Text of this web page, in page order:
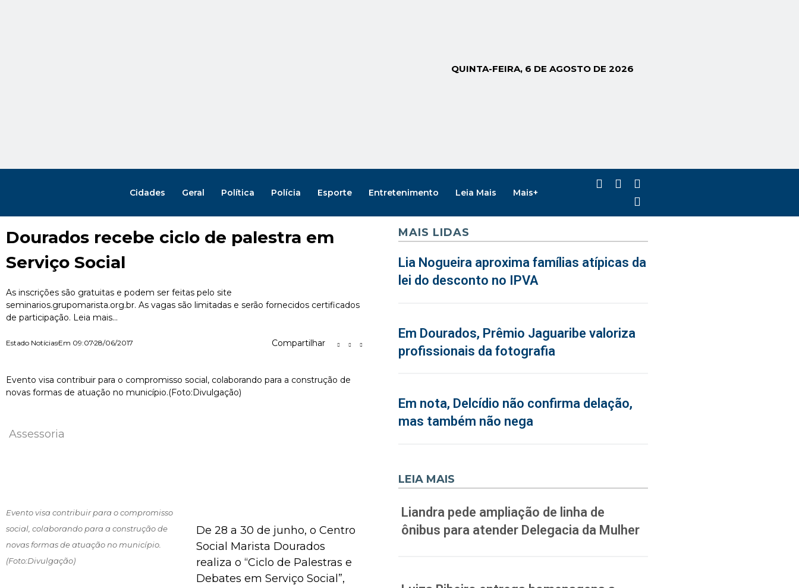
QUINTA-FEIRA, 6 DE AGOSTO DE 2026
Cidades Geral Política Polícia Esporte Entretenimento Leia Mais Mais+
Dourados recebe ciclo de palestra em
Serviço Social
As inscrições são gratuitas e podem ser feitas pelo site
seminarios.grupomarista.org.br. As vagas são limitadas e serão fornecidos certificados
de participação. Leia mais...
Estado NotíciasEm 09:0728/06/2017 Compartilhar
Evento visa contribuir para o compromisso social, colaborando para a construção de
novas formas de atuação no município.(Foto:Divulgação)
Assessoria
Evento visa contribuir para o compromisso
social, colaborando para a construção de
novas formas de atuação no município.
(Foto:Divulgação)
De 28 a 30 de junho, o Centro
Social Marista Dourados
realiza o “Ciclo de Palestras e
Debates em Serviço Social”,
MAIS LIDAS
Lia Nogueira aproxima famílias atípicas da
lei do desconto no IPVA
Em Dourados, Prêmio Jaguaribe valoriza
profissionais da fotografia
Em nota, Delcídio não confirma delação,
mas também não nega
LEIA MAIS
Liandra pede ampliação de linha de
ônibus para atender Delegacia da Mulher